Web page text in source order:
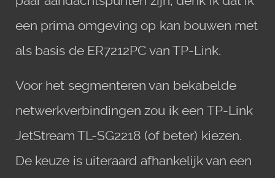
een prima omgeving op kan bouwen met
als basis de ER7212PC van TP-Link.
Voor het segmenteren van bekabelde
netwerkverbindingen zou ik een TP-Link
JetStream TL-SG2218 (of beter) kiezen.
De keuze is uiteraard afhankelijk van een